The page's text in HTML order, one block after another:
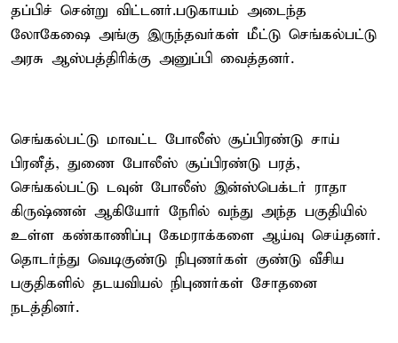
தப்பிச் சென்று விட்டனர்.படுகாயம் அடைந்த
லோகேஷை அங்கு இருந்தவர்கள் மீட்டு செங்கல்பட்டு
அரசு ஆஸ்பத்திரிக்கு அனுப்பி வைத்தனர்.
செங்கல்பட்டு மாவட்ட போலீஸ் சூப்பிரண்டு சாய்
பிரனீத், துணை போலீஸ் சூப்பிரண்டு பரத்,
செங்கல்பட்டு டவுன் போலீஸ் இன்ஸ்பெக்டர் ராதா
கிருஷ்ணன் ஆகியோர் நேரில் வந்து அந்த பகுதியில்
உள்ள கண்காணிப்பு கேமராக்களை ஆய்வு செய்தனர்.
தொடர்ந்து வெடிகுண்டு நிபுணர்கள் குண்டு வீசிய
பகுதிகளில் தடயவியல் நிபுணர்கள் சோதனை
நடத்தினர்.